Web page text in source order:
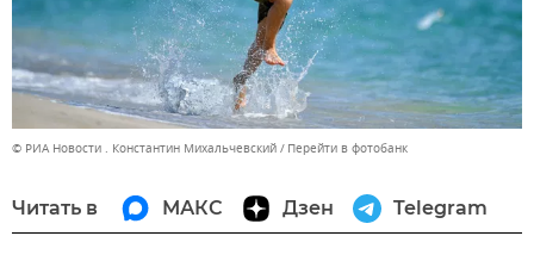
© РИА Новости . Константин Михальчевский Перейти в фотобанк
Читать в МАКС Дзен Telegram